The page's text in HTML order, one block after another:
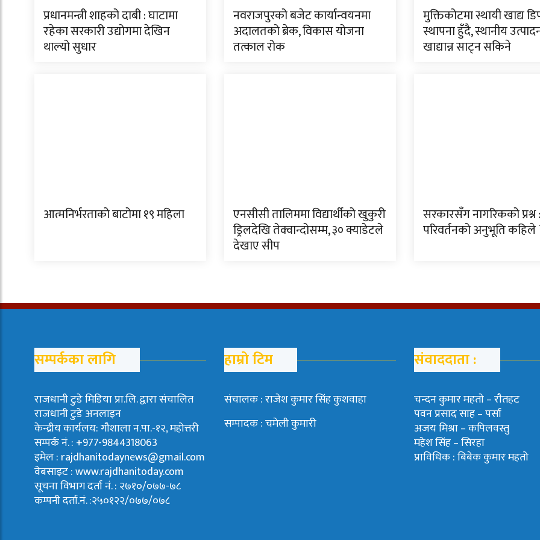
प्रधानमन्त्री शाहको दाबी : घाटामा
रहेका सरकारी उद्योगमा देखिन
थाल्यो सुधार
नवराजपुरको बजेट कार्यान्वयनमा
अदालतको ब्रेक, विकास योजना
तत्काल रोक
मुक्तिकोटमा स्थायी खाद्य
स्थापना हुँदै, स्थानीय
खाद्यान्न साट्न सकिने
आत्मनिर्भरताको बाटोमा १९ महिला एनसीसी तालिममा विद्यार्थीको खुकुरी
ड्रिलदेखि तेक्वान्दोसम्म, ३० क्याडेटले
देखाए सीप
सरकारसँग नागरिकको प्रश्न :
परिवर्तनको अनुभूति कहिले
सम्पर्कका लागि
राजधानी टुडे मिडिया प्रा.लि. द्वारा संचालित
राजधानी टुडे अनलाइन
केन्द्रीय कार्यलय: गौशाला न.पा.-१२, महोत्तरी
सम्पर्क नं. : +977-9844318063
इमेल : rajdhanitodaynews@gmail.com
वेबसाइट : www.rajdhanitoday.com
सूचना विभाग दर्ता नं. : २७१०/०७७-७८
कम्पनी दर्ता.नं. :२५०१२२/०७७/०७८
हाम्रो टिम
संचालक : राजेश कुमार सिंह कुशवाहा
सम्पादक : चमेली कुमारी
संवाददाता :
चन्दन कुमार महताे – राैतहट
पवन प्रसाद साह – पर्सा
अजय मिश्रा – कपिलवस्तु
महेश सिंह – सिरहा
प्राविधिक : बिबेक कुमार महतो